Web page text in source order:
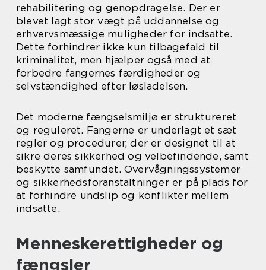
rehabilitering og genopdragelse. Der er
blevet lagt stor vægt på uddannelse og
erhvervsmæssige muligheder for indsatte.
Dette forhindrer ikke kun tilbagefald til
kriminalitet, men hjælper også med at
forbedre fangernes færdigheder og
selvstændighed efter løsladelsen.
Det moderne fængselsmiljø er struktureret
og reguleret. Fangerne er underlagt et sæt
regler og procedurer, der er designet til at
sikre deres sikkerhed og velbefindende, samt
beskytte samfundet. Overvågningssystemer
og sikkerhedsforanstaltninger er på plads for
at forhindre undslip og konflikter mellem
indsatte.
Menneskerettigheder og
fængsler